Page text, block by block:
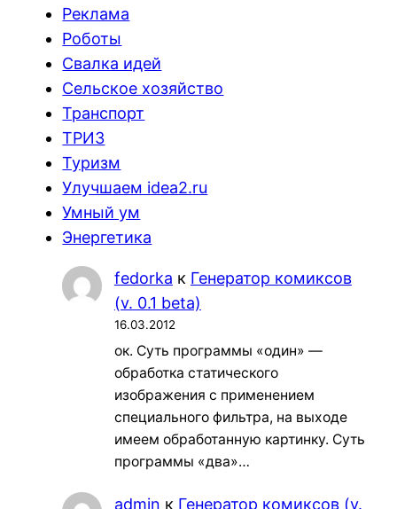
Реклама
Роботы
Свалка идей
Сельское хозяйство
Транспорт
ТРИЗ
Туризм
Улучшаем idea2.ru
Умный ум
Энергетика
fedorka к Генератор комиксов
(v. 0.1 beta)
16.03.2012
ок. Суть программы «один» —
обработка статического
изображения с применением
специального фильтра, на выходе
имеем обработанную картинку. Суть
программы «два»…
admin к Генератор комиксов (v.